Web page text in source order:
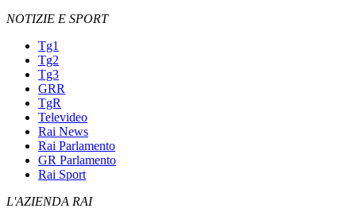
NOTIZIE E SPORT
Tg1
Tg2
Tg3
GRR
TgR
Televideo
Rai News
Rai Parlamento
GR Parlamento
Rai Sport
L'AZIENDA RAI